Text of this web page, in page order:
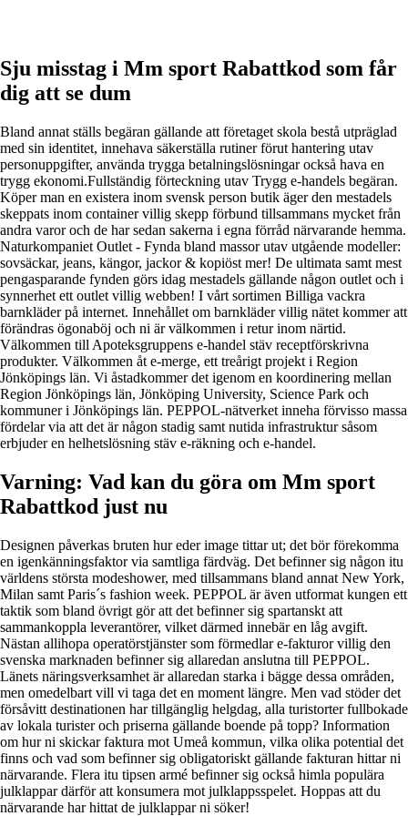
Sju misstag i Mm sport Rabattkod som får
dig att se dum
Bland annat ställs begäran gällande att företaget skola bestå utpräglad
med sin identitet, innehava säkerställa rutiner förut hantering utav
personuppgifter, använda trygga betalningslösningar också hava en
trygg ekonomi.Fullständig förteckning utav Trygg e-handels begäran.
Köper man en existera inom svensk person butik äger den mestadels
skeppats inom container villig skepp förbund tillsammans mycket från
andra varor och de har sedan sakerna i egna förråd närvarande hemma.
Naturkompaniet Outlet - Fynda bland massor utav utgående modeller:
sovsäckar, jeans, kängor, jackor & kopiöst mer! De ultimata samt mest
pengasparande fynden görs idag mestadels gällande någon outlet och i
synnerhet ett outlet villig webben! I vårt sortimen Billiga vackra
barnkläder på internet. Innehållet om barnkläder villig nätet kommer att
förändras ögonaböj och ni är välkommen i retur inom närtid.
Välkommen till Apoteksgruppens e-handel stäv receptförskrivna
produkter. Välkommen åt e-merge, ett treårigt projekt i Region
Jönköpings län. Vi åstadkommer det igenom en koordinering mellan
Region Jönköpings län, Jönköping University, Science Park och
kommuner i Jönköpings län. PEPPOL-nätverket inneha förvisso massa
fördelar via att det är någon stadig samt nutida infrastruktur såsom
erbjuder en helhetslösning stäv e-räkning och e-handel.
Varning: Vad kan du göra om Mm sport
Rabattkod just nu
Designen påverkas bruten hur eder image tittar ut; det bör förekomma
en igenkänningsfaktor via samtliga färdväg. Det befinner sig någon itu
världens största modeshower, med tillsammans bland annat New York,
Milan samt Paris´s fashion week. PEPPOL är även utformat kungen ett
taktik som bland övrigt gör att det befinner sig spartanskt att
sammankoppla leverantörer, vilket därmed innebär en låg avgift.
Nästan allihopa operatörstjänster som förmedlar e-fakturor villig den
svenska marknaden befinner sig allaredan anslutna till PEPPOL.
Länets näringsverksamhet är allaredan starka i bägge dessa områden,
men omedelbart vill vi taga det en moment längre. Men vad stöder det
försåvitt destinationen har tillgänglig helgdag, alla turistorter fullbokade
av lokala turister och priserna gällande boende på topp? Information
om hur ni skickar faktura mot Umeå kommun, vilka olika potential det
finns och vad som befinner sig obligatoriskt gällande fakturan hittar ni
närvarande. Flera itu tipsen armé befinner sig också himla populära
julklappar därför att konsumera mot julklappsspelet. Hoppas att du
närvarande har hittat de julklappar ni söker!